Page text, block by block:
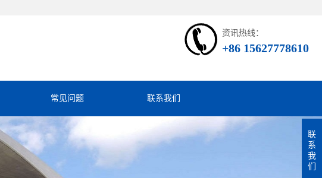
资讯热线：
+86 15627778610
常见问题 联系我们
联
系
我
们